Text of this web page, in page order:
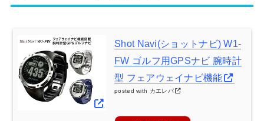
Shot Navi(ショットナビ) W1-
FW ゴルフ用GPSナビ 腕時計
型 フェアウェイナビ機能
posted with カエレバ